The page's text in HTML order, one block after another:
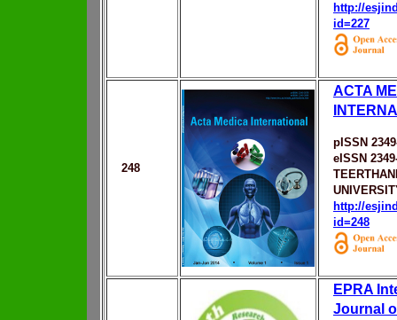
http://
id=227
248
ACTA
pISSN
eISSN
http://
id=248
EPRA
Journal